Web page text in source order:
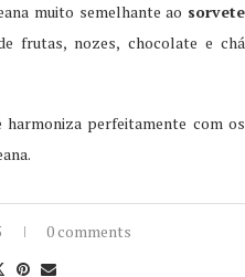
muito semelhante ao sorvete
frutas, nozes, chocolate e chá
perfeitamente com os
0 comments